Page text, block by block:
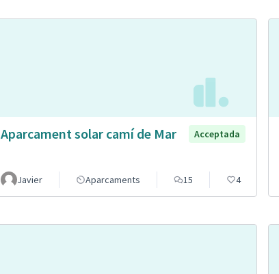
Aparcament solar camí de Mar Acceptada
Javier Aparcaments 15 4